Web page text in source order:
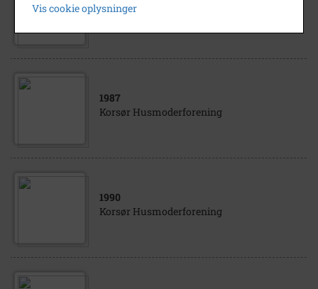
Korsør Husmoderforening
1987
Korsør Husmoderforening
1990
Korsør Husmoderforening
Vis cookie oplysninger